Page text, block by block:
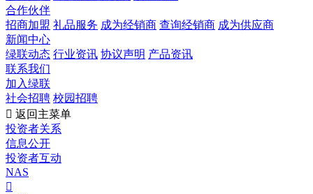
合作伙伴
招商加盟 礼品服务 成为经销商 查询经销商 成为供应商
新闻中心
绿联动态 行业资讯 协议声明 产品资讯
联系我们
加入绿联
社会招聘 校园招聘
 返回主菜单
投资者关系
信息公开
投资者互动
NAS
